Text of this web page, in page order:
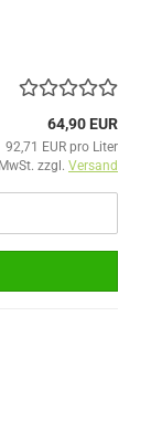
64,90 EUR
92,71 EUR pro Liter
zzgl. Versand